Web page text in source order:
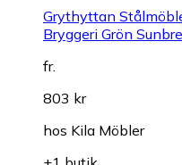
Grythyttan
Bryggeri Grön
fr.
803 kr
hos Kila Möbler